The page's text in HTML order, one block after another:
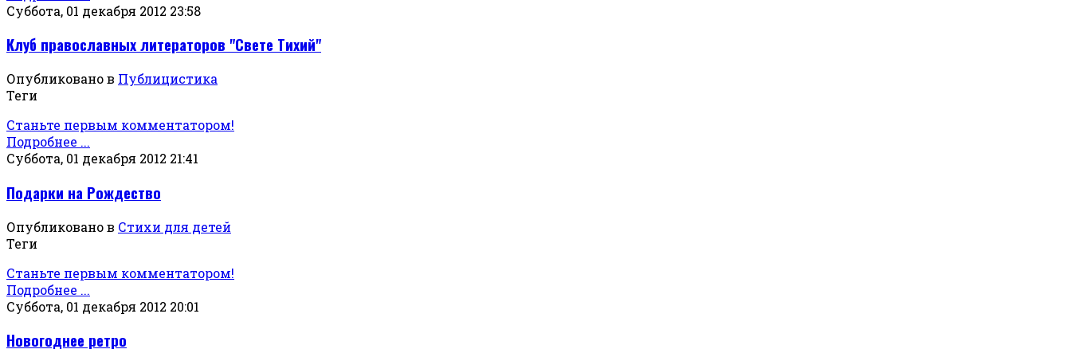
Суббота, 01 декабря 2012 23:58
Клуб православных литераторов "Свете Тихий"
Опубликовано в Публицистика
Теги
Станьте первым комментатором!
Подробнее ...
Суббота, 01 декабря 2012 21:41
Подарки на Рождество
Опубликовано в Стихи для детей
Теги
Станьте первым комментатором!
Подробнее ...
Суббота, 01 декабря 2012 20:01
Новогоднее ретро